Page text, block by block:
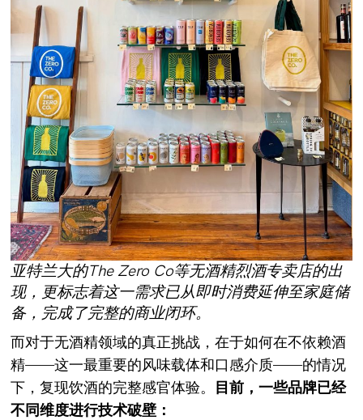
亚特兰大的The Zero Co等无酒精烈酒专卖店的出
现，更标志着这一需求已从即时消费延伸至家庭储
备，完成了完整的商业闭环。
而对于无酒精领域的真正挑战，在于如何在不依赖酒
精——这一最重要的风味载体和口感介质——的情况
下，复现饮酒的完整感官体验。
目前，一些品牌已经
不同维度进行技术破壁：